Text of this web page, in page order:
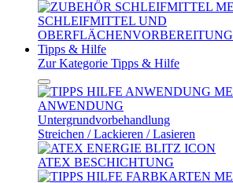
SCHLEIFMITTEL UND
OBERFLÄCHENVORBEREITUNG
Tipps & Hilfe
Zur Kategorie Tipps & Hilfe
ANWENDUNG
Untergrundvorbehandlung
Streichen / Lackieren / Lasieren
ATEX BESCHICHTUNG